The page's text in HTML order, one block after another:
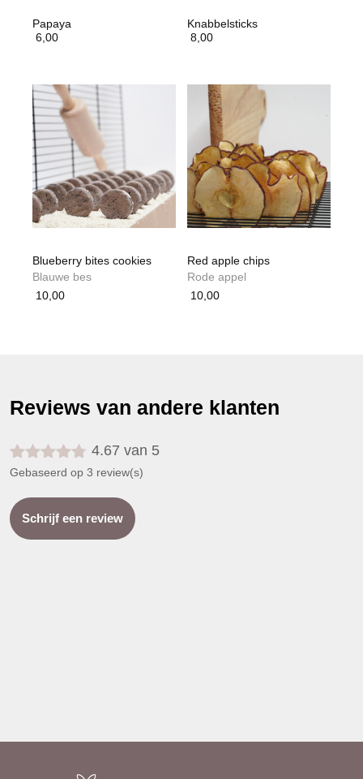
Papaya
6,00
Knabbelsticks
8,00
Blueberry bites cookies
Blauwe bes
10,00
Red apple chips
Rode appel
10,00
Reviews van andere klanten
Gewaardeerd
gebaseerd
op
3
klant
waarderingen
4.67 van 5
Gebaseerd op 3 review(s)
Schrijf een review